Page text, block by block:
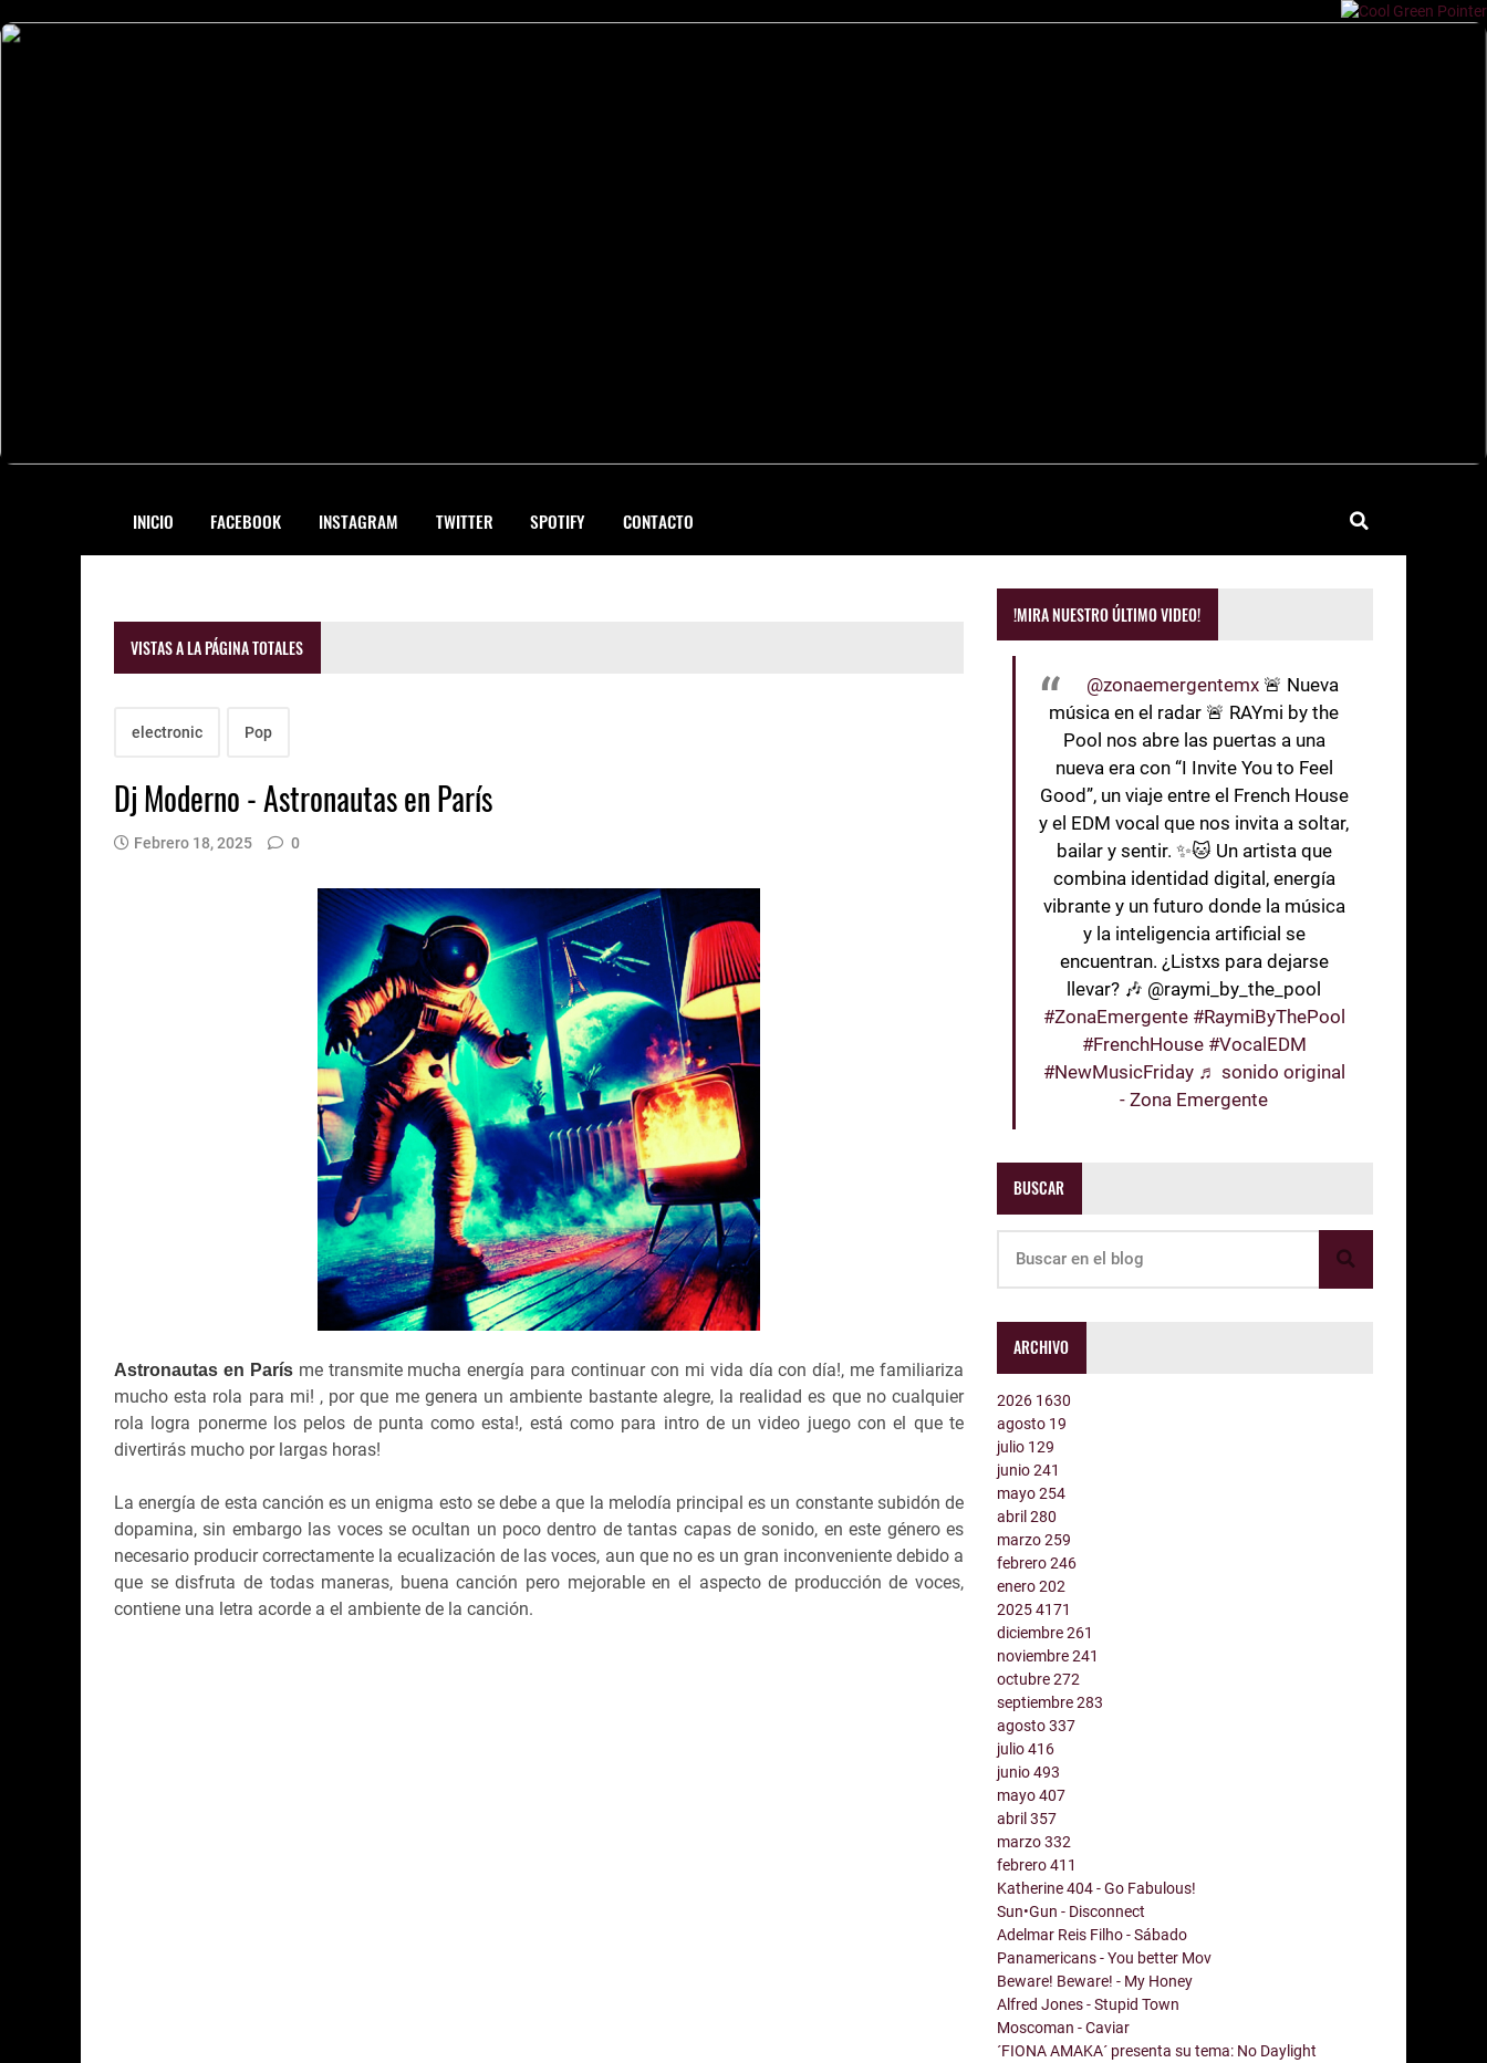
INICIO FACEBOOK INSTAGRAM TWITTER SPOTIFY CONTACTO
VISTAS A LA PÁGINA TOTALES
electronic Pop
Dj Moderno - Astronautas en París
Febrero 18, 2025 0
Astronautas en París me transmite mucha energía para continuar con mi vida día con día!, me familiariza
mucho esta rola para mi! , por que me genera un ambiente bastante alegre, la realidad es que no cualquier
rola logra ponerme los pelos de punta como esta!, está como para intro de un video juego con el que te
divertirás mucho por largas horas!
La energía de esta canción es un enigma esto se debe a que la melodía principal es un constante subidón de
dopamina, sin embargo las voces se ocultan un poco dentro de tantas capas de sonido, en este género es
necesario producir correctamente la ecualización de las voces, aun que no es un gran inconveniente debido a
que se disfruta de todas maneras, buena canción pero mejorable en el aspecto de producción de voces,
contiene una letra acorde a el ambiente de la canción.
!MIRA NUESTRO ÚLTIMO VIDEO!
@zonaemergentemx 🚨 Nueva
música en el radar 🚨 RAYmi by the
Pool nos abre las puertas a una
nueva era con “I Invite You to Feel
Good”, un viaje entre el French House
y el EDM vocal que nos invita a soltar,
bailar y sentir. ✨🐱 Un artista que
combina identidad digital, energía
vibrante y un futuro donde la música
y la inteligencia artificial se
encuentran. ¿Listxs para dejarse
llevar? 🎶 @raymi_by_the_pool
#ZonaEmergente #RaymiByThePool
#FrenchHouse #VocalEDM
#NewMusicFriday ♬ sonido original
- Zona Emergente
BUSCAR
ARCHIVO
2026 1630
agosto 19
julio 129
junio241
mayo254
abril280
marzo259
febrero246
enero202
20254171
diciembre261
noviembre241
octubre272
septiembre283
agosto337
julio416
junio493
mayo407
abril357
marzo332
febrero411
Katherine 404 - Go Fabulous!
Sun•Gun - Disconnect
Adelmar Reis Filho - Sábado
Panamericans - You better Mov
Beware! Beware! - My Honey
Alfred Jones - Stupid Town
Moscoman - Caviar
´FIONA AMAKA´ presenta su tema: No Daylight